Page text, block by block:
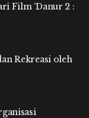
Film ‘Danur 2 :
Rekreasi oleh